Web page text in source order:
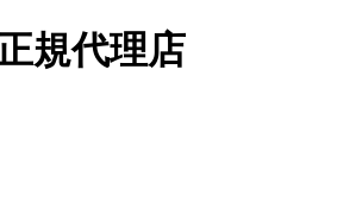
規代理店